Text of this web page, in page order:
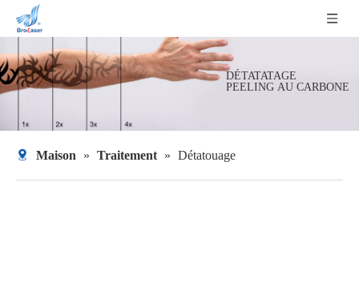
DÉTATATAGE
PEELING AU CARBONE
Maison » Traitement » Détatouage